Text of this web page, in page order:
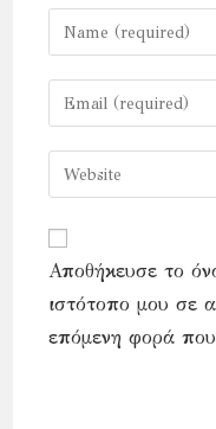
Enter
your
name
or
comment
Enter
your
email
address
comment
Enter
your
website
URL
(optional)
Αποθήκευσε το
ιστότοπο μου σε
επόμενη φορά